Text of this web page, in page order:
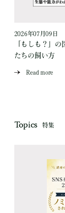
2026年07月09日
「もしも？」
たちの飼い方
Read more
Topics 特集